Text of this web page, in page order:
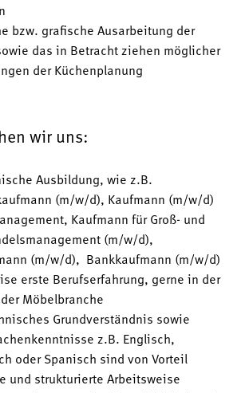
bzw. grafische Ausarbeitung der
das in Betracht ziehen möglicher
der Küchenplanung
wir uns:
Ausbildung, wie z.B.
(m/w/d), Kaufmann (m/w/d)
Kaufmann für Groß- und
(m/w/d),
(m/w/d), Bankkaufmann (m/w/d)
erste Berufserfahrung, gerne in der
Möbelbranche
Grundverständnis sowie
z.B. Englisch,
oder Spanisch sind von Vorteil
und strukturierte Arbeitsweise